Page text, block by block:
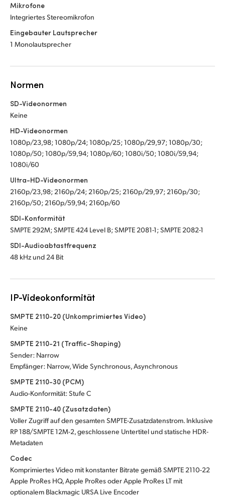
Mikrofone
Integriertes Stereomikrofon
Eingebauter Lautsprecher
1 Monolautsprecher
Normen
SD-Videonormen
Keine
HD-Videonormen
1080p/23,98; 1080p/24; 1080p/25; 1080p/29,97; 1080p/30;
1080p/50; 1080p/59,94; 1080p/60; 1080i/50; 1080i/59,94;
1080i/60
Ultra-HD-Videonormen
2160p/23,98; 2160p/24; 2160p/25; 2160p/29,97; 2160p/30;
2160p/50; 2160p/59,94; 2160p/60
SDI-Konformität
SMPTE 292M; SMPTE 424 Level B; SMPTE 2081-1; SMPTE 2082-1
SDI-Audioabtastfrequenz
48 kHz und 24 Bit
IP-Videokonformität
SMPTE 2110-20 (Unkomprimiertes Video)
Keine
SMPTE 2110-21 (Traffic-Shaping)
Sender: Narrow
Empfänger: Narrow, Wide Synchronous, Asynchronous
SMPTE 2110-30 (PCM)
Audio-Konformität: Stufe C
SMPTE 2110-40 (Zusatzdaten)
Voller Zugriff auf den gesamten SMPTE-Zusatzdatenstrom. Inklusive
RP 188/SMPTE 12M-2, geschlossene Untertitel und statische HDR-
Metadaten
Codec
Komprimiertes Video mit konstanter Bitrate gemäß SMPTE 2110-22
Apple ProRes HQ, Apple ProRes oder Apple ProRes LT mit
optionalem Blackmagic URSA Live Encoder